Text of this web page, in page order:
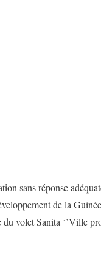
sans réponse
de la
volet Sanita ‘’Ville